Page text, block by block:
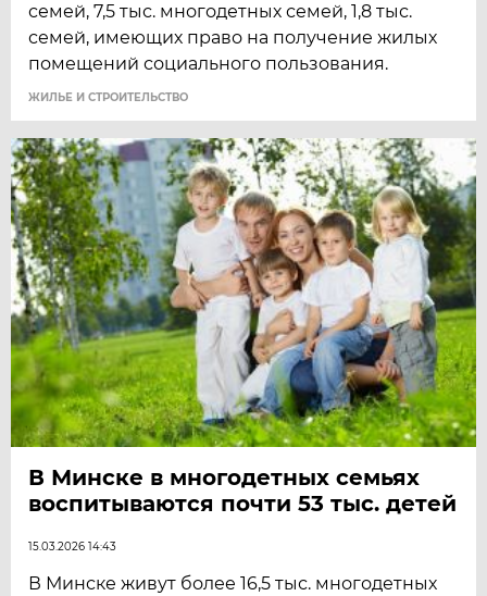
семей, 7,5 тыс. многодетных семей, 1,8 тыс.
семей, имеющих право на получение жилых
помещений социального пользования.
ЖИЛЬЕ И СТРОИТЕЛЬСТВО
В Минске в многодетных семьях
воспитываются почти 53 тыс. детей
15.03.2026 14:43
В Минске живут более 16,5 тыс. многодетных